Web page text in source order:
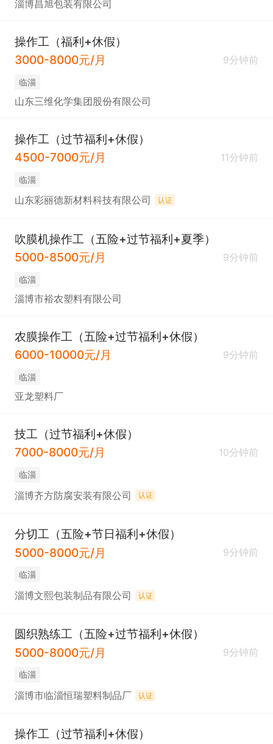
淄博昌旭包装有限公司
操作工（福利+休假）
3000-8000元/月
9分钟前
临淄
山东三维化学集团股份有限公司
操作工（过节福利+休假）
4500-7000元/月
11分钟前
临淄
山东彩丽德新材料科技有限公司 认证
吹膜机操作工（五险+过节福利+夏季）
5000-8500元/月
9分钟前
临淄
淄博市裕农塑料有限公司
农膜操作工（五险+过节福利+休假）
6000-10000元/月
9分钟前
临淄
亚龙塑料厂
技工（过节福利+休假）
7000-8000元/月
10分钟前
临淄
淄博齐方防腐安装有限公司 认证
分切工（五险+节日福利+休假）
5000-8000元/月
9分钟前
临淄
淄博文熙包装制品有限公司 认证
圆织熟练工（五险+过节福利+休假）
5000-8000元/月
9分钟前
临淄
淄博市临淄恒瑞塑料制品厂 认证
操作工（过节福利+休假）